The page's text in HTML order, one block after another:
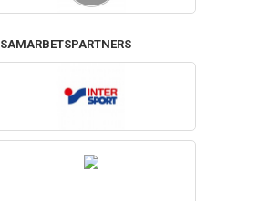
SAMARBETSPARTNERS